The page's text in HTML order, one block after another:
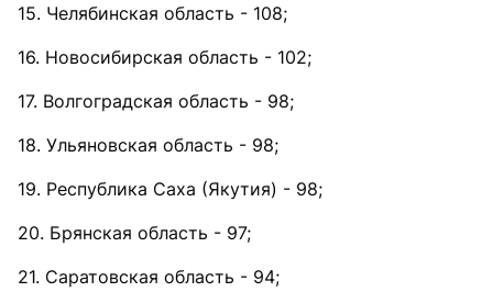
15. Челябинская область - 108;
16. Новосибирская область - 102;
17. Волгоградская область - 98;
18. Ульяновская область - 98;
19. Республика Саха (Якутия) - 98;
20. Брянская область - 97;
21. Саратовская область - 94;